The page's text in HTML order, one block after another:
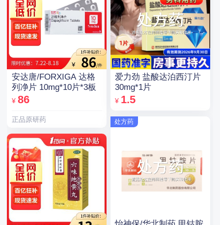
安达唐/FORXIGA 达格
列净片 10mg*10片*3板
¥ 86
正品原研药
爱力劲 盐酸达泊西汀片
30mg*1片
¥ 1.5
处方药